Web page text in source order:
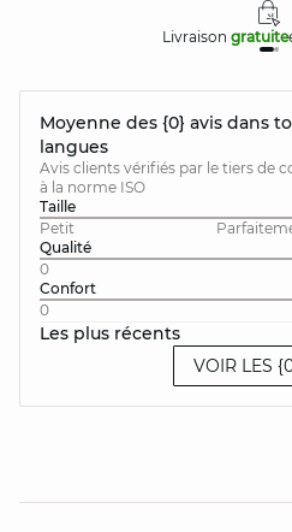
Livraison gratuite
Moyenne des {0} avis dans
langues
Avis clients vérifiés par le tiers de
à la norme ISO
Taille
Petit
Qualité
0
Confort
0
Les plus récents
VOIR LES